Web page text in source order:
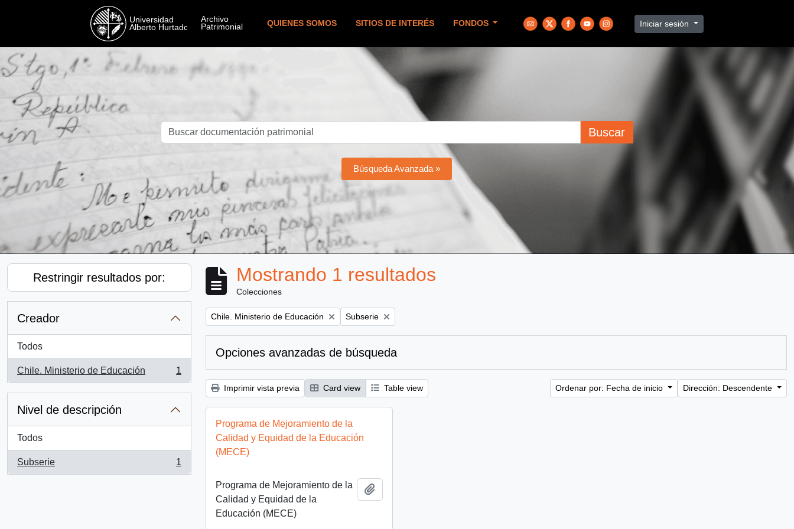
QUIENES SOMOS SITIOS DE INTERÉS FONDOS Iniciar sesión
Buscar
Búsqueda Avanzada »
Restringir resultados por:
Creador
Todos
Chile. Ministerio de Educación
, 1 resultados
1
Nivel de descripción
Todos
Subserie
, 1 resultados
1
Mostrando 1 resultados
Colecciones
Remove filter:
Chile. Ministerio de Educación Remove filter:
Subserie
Opciones avanzadas de búsqueda
Imprimir vista previa Card view Table view Ordenar por: Fecha de inicio Dirección: Descendente
Programa de Mejoramiento de la
Calidad y Equidad de la Educación
(MECE)
Programa de Mejoramiento de la
Calidad y Equidad de la
Educación (MECE)